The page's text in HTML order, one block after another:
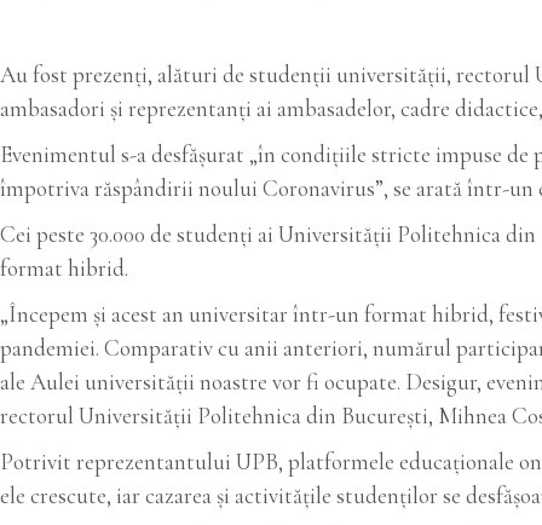
Au fost prezenţi, alături de studenţii universităţii, rectorul
ambasadori și reprezentanți ai ambasadelor, cadre
Evenimentul s-a desfășurat „în condițiile stricte impuse
împotriva răspândirii noului Coronavirus”, se arată într-
Cei peste 30.000 de studenţi ai Universităţii Politehnica
format hibrid.
„Începem şi acest an universitar într-un format hibrid,
pandemiei. Comparativ cu anii anteriori, numărul
ale Aulei universităţii noastre vor fi ocupate. Desigur,
rectorul Universităţii Politehnica din Bucureşti, Mihnea
Potrivit reprezentantului UPB, platformele educaţionale
ele crescute, iar cazarea şi activităţile studenţilor se